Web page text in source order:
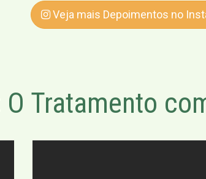
Veja mais Depoimentos no
O Tratamento